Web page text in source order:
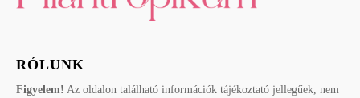
RÓLUNK
Figyelem! Az oldalon található információk tájékoztató jellegűek, nem